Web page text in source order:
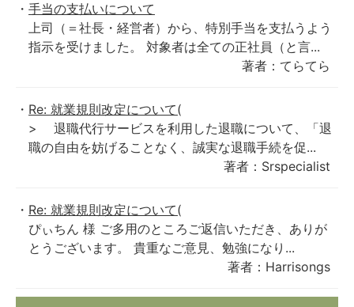
手当の支払いについて
上司（＝社長・経営者）から、特別手当を支払うよう
指示を受けました。 対象者は全ての正社員（と言...
著者：てらてら
Re: 就業規則改定について(
> 退職代行サービスを利用した退職について、「退
職の自由を妨げることなく、誠実な退職手続を促...
著者：Srspecialist
Re: 就業規則改定について(
ぴぃちん 様 ご多用のところご返信いただき、ありが
とうございます。 貴重なご意見、勉強になり...
著者：Harrisongs